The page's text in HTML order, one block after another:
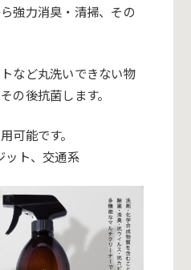
強力消臭・清掃、その
など丸洗いできない物
の後抗菌します。
可能です。
ット、交通系